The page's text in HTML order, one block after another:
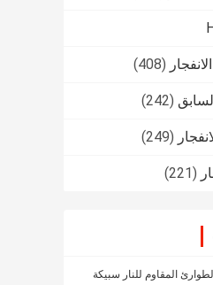
(408)
(242)
(249)
(221)
المقاوم للنار سبيكة